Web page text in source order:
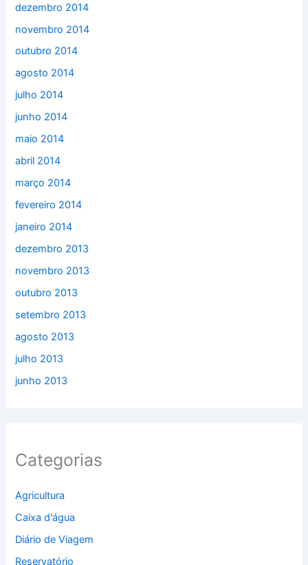
dezembro 2014
novembro 2014
outubro 2014
agosto 2014
julho 2014
junho 2014
maio 2014
abril 2014
março 2014
fevereiro 2014
janeiro 2014
dezembro 2013
novembro 2013
outubro 2013
setembro 2013
agosto 2013
julho 2013
junho 2013
Categorias
Agricultura
Caixa d'água
Diário de Viagem
Reservatório